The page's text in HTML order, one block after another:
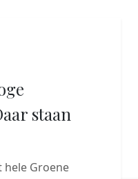
staan
hele Groene